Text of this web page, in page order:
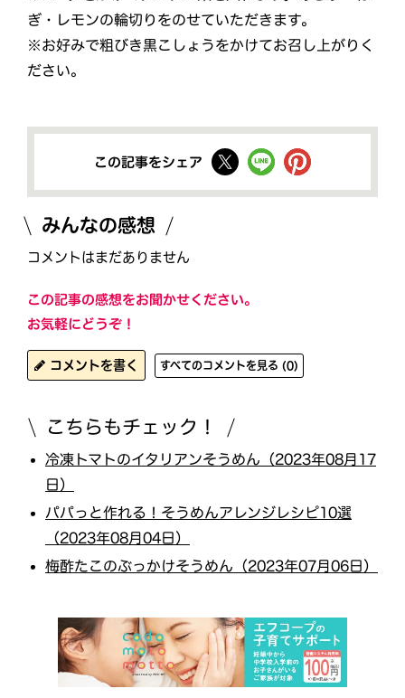
ぎ・レモンの輪切りをのせていただきます。
※お好みで粗びき黒こしょうをかけてお召し上がりく
ださい。
この記事をシェア
みんなの感想
コメントはまだありません
この記事の感想をお聞かせください。
お気軽にどうぞ！
コメントを書く すべてのコメントを見る (0)
こちらもチェック！
冷凍トマトのイタリアンそうめん（2023年08月17
日）
パパっと作れる！そうめんアレンジレシピ10選
（2023年08月04日）
梅酢たこのぶっかけそうめん（2023年07月06日）